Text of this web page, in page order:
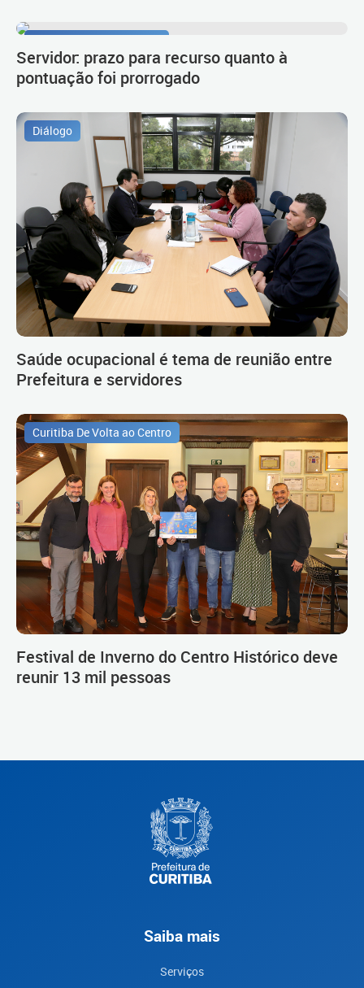
Servidor: prazo para recurso quanto à
pontuação foi prorrogado
Diálogo
Saúde ocupacional é tema de reunião entre
Prefeitura e servidores
Curitiba De Volta ao Centro
Festival de Inverno do Centro Histórico deve
reunir 13 mil pessoas
Saiba mais
Serviços